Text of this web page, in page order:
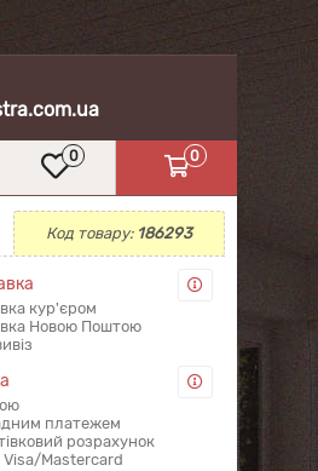
0 0
Код товару: 186293
кур'єром
Новою Поштою
платежем
розрахунок
Visa/Mastercard